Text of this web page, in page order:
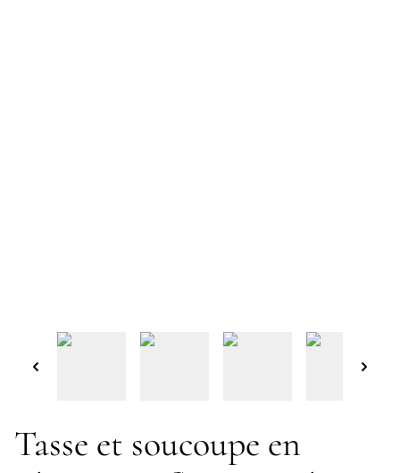
Tasse et soucoupe en